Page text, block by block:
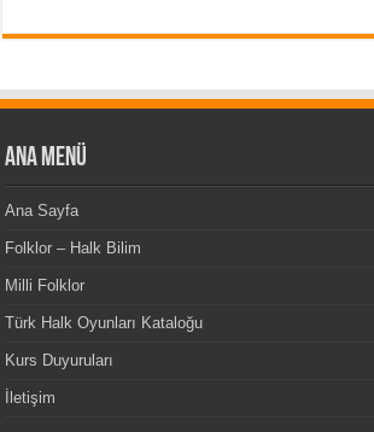
Ana Menü
Ana Sayfa
Folklor – Halk Bilim
Milli Folklor
Türk Halk Oyunları Kataloğu
Kurs Duyuruları
İletişim